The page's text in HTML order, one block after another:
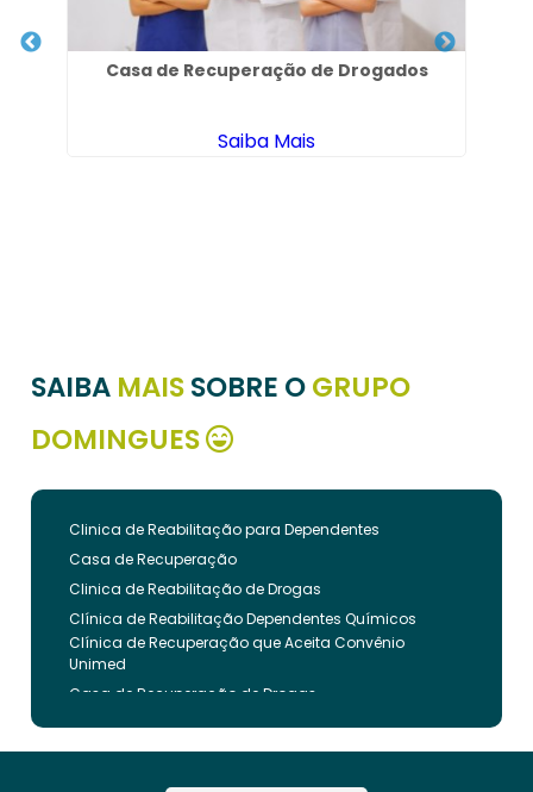
Casa de Recuperação de Drogados
Saiba Mais
SAIBA MAISSOBRE OGRUPO
DOMINGUES
Clinica de Reabilitação para Dependentes
Casa de Recuperação
Clinica de Reabilitação de Drogas
Clínica de Reabilitação Dependentes Químicos
Clínica de Recuperação que Aceita Convênio
Unimed
Casa de Recuperação de Drogas
Clínica de Reabilitação de Dependentes Químicos
Clinica de Recuperação de Drogas Pelo Bradesco